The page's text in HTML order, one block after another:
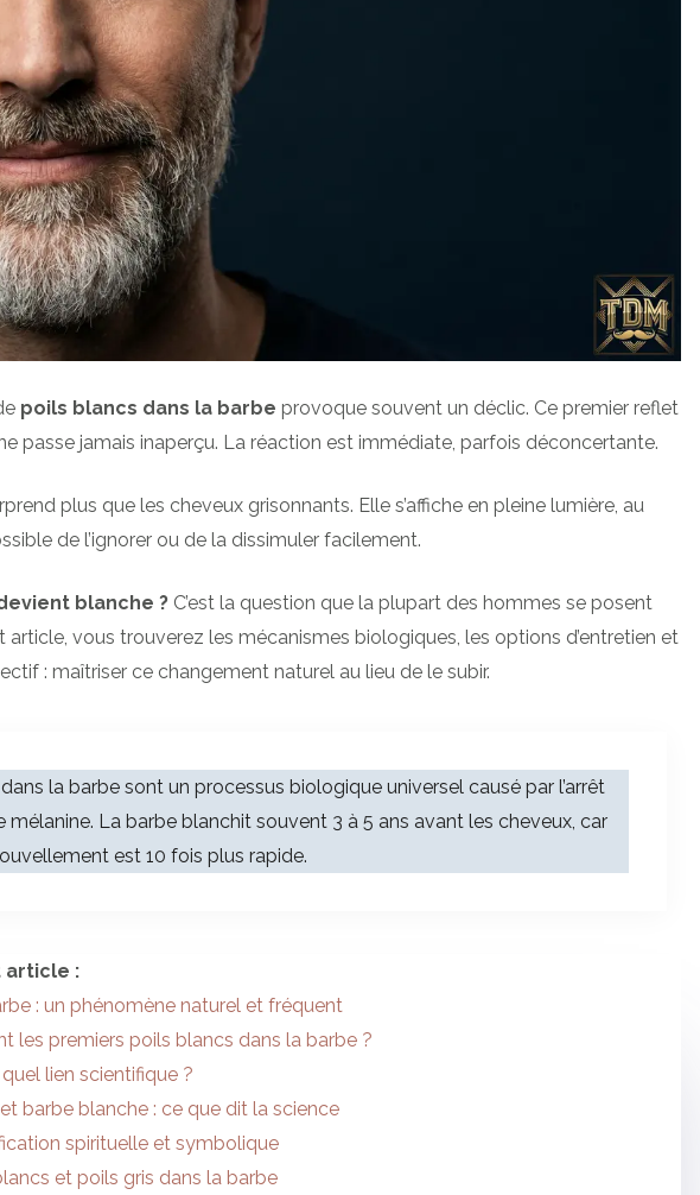
poils blancs dans la barbe provoque souvent un déclic. Ce premier reflet
passe jamais inaperçu. La réaction est immédiate, parfois déconcertante.
plus que les cheveux grisonnants. Elle s’affiche en pleine lumière, au
de l’ignorer ou de la dissimuler facilement.
blanche ? C’est la question que la plupart des hommes se posent
article, vous trouverez les mécanismes biologiques, les options d’entretien et
: maîtriser ce changement naturel au lieu de le subir.
la barbe sont un processus biologique universel causé par l’arrêt
La barbe blanchit souvent 3 à 5 ans avant les cheveux, car
est 10 fois plus rapide.
article :
: un phénomène naturel et fréquent
les premiers poils blancs dans la barbe ?
lien scientifique ?
barbe blanche : ce que dit la science
spirituelle et symbolique
et poils gris dans la barbe